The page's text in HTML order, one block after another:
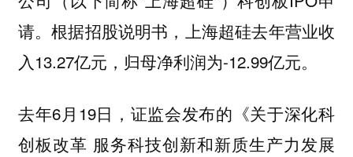
请。根据招股说明书，上海超硅去年营业收
入13.27亿元，归母净利润为-12.99亿元。
去年6月19日，证监会发布的《关于深化科
创板改革 服务科技创新和新质生产力发展